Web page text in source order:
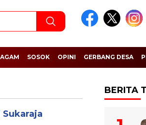
SOSOK OPINI GERBANG DESA
BERITA